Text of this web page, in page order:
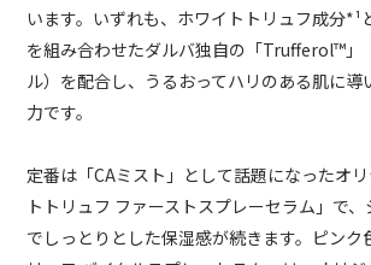
います。いずれも、ホワイトトリュフ成分*¹
を組み合わせたダルバ独自の「Trufferol™️」
ル）を配合し、うるおってハリのある肌に導
力です。
定番は「CAミスト」として話題になったオ
トトリュフ ファーストスプレーセラム」で
でしっとりとした保湿感が続きます。ピンク